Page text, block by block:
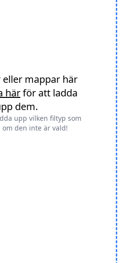
eller mappar här
härför att ladda
dem.
upp vilken filtyp som
om den inte är vald!